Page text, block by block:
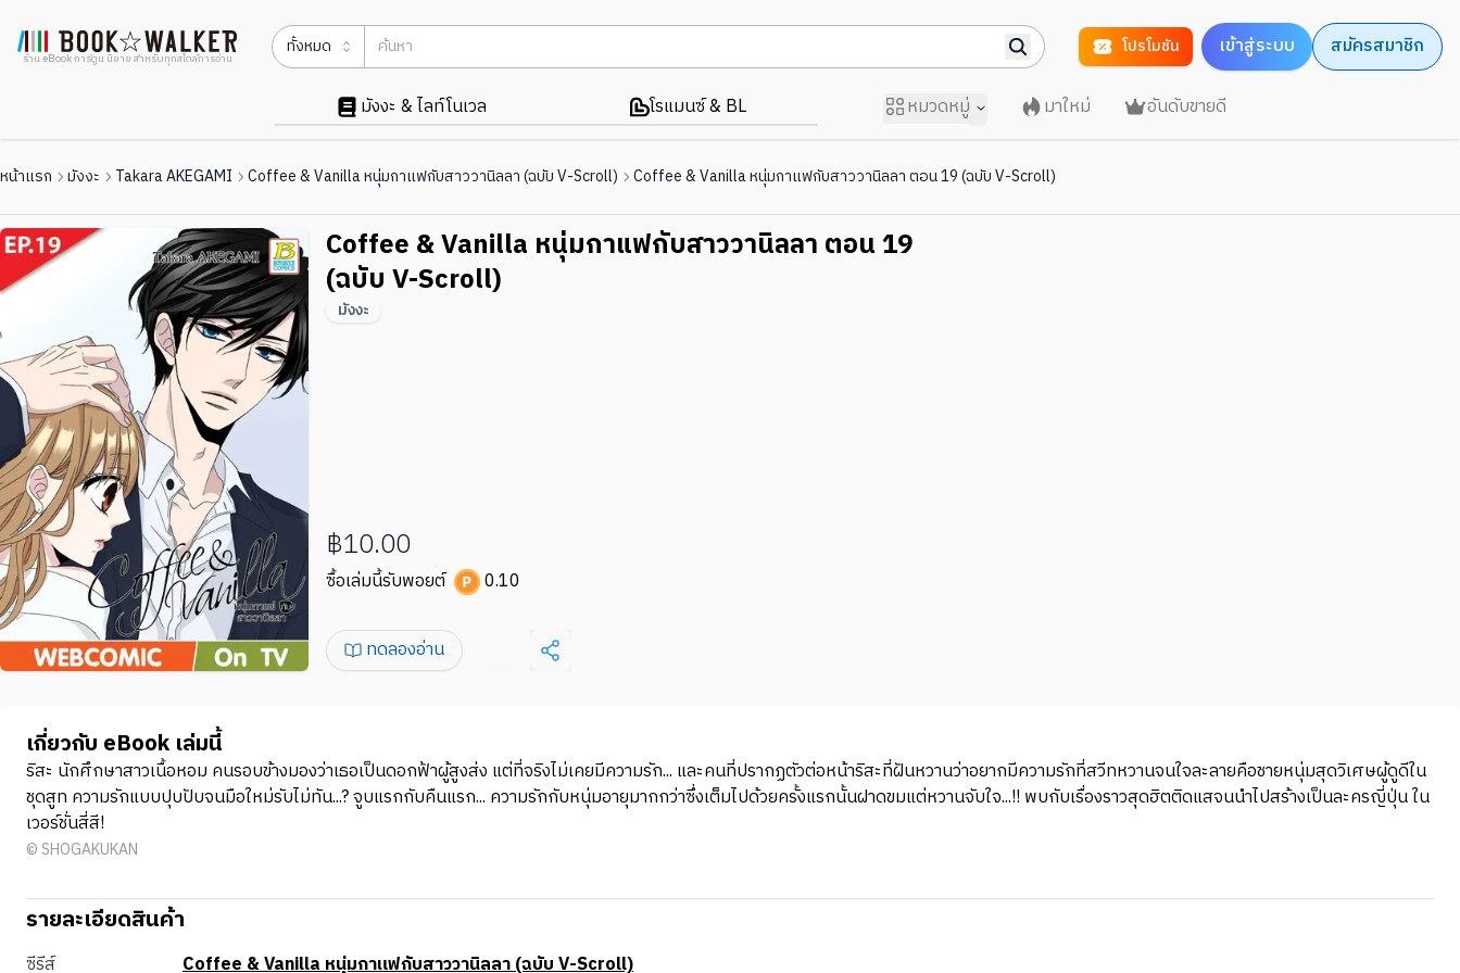
ร้าน eBook การ์ตูน นิยาย สำหรับทุกสไตล์การอ่าน
ทั้งหมด โปรโมชัน เข้าสู่ระบบ สมัครสมาชิก
มังงะ & ไลท์โนเวล โรแมนซ์ & BL หมวดหมู่ มาใหม่ อันดับขายดี
หน้าแรก มังงะ Takara AKEGAMI Coffee & Vanilla หนุ่มกาแฟกับสาววานิลลา (ฉบับ V-Scroll) Coffee & Vanilla หนุ่มกาแฟกับสาววานิลลา ตอน 19 (ฉบับ V-Scroll)
Coffee & Vanilla หนุ่มกาแฟกับสาววานิลลา ตอน 19
(ฉบับ V-Scroll)
มังงะ
฿10.00
ซื้อเล่มนี้รับพอยต์ 0.10
ทดลองอ่าน
เกี่ยวกับ eBook เล่มนี้
ริสะ นักศึกษาสาวเนื้อหอม คนรอบข้างมองว่าเธอเป็นดอกฟ้าผู้สูงส่ง แต่ที่จริงไม่เคยมีความรัก... และคนที่ปรากฏตัวต่อหน้าริสะที่ฝันหวานว่าอยากมีความรักที่สวีทหวานจนใจละลายคือชายหนุ่มสุดวิเศษผู้ดูดีใน
ชุดสูท ความรักแบบปุบปับจนมือใหม่รับไม่ทัน...? จูบแรกกับคืนแรก... ความรักกับหนุ่มอายุมากกว่าซึ่งเต็มไปด้วยครั้งแรกนั้นฝาดขมแต่หวานจับใจ...!! พบกับเรื่องราวสุดฮิตติดแสจนนำไปสร้างเป็นละครญี่ปุ่น ใน
เวอร์ชั่นสี่สี!
© SHOGAKUKAN
รายละเอียดสินค้า
ซีรีส์
Coffee & Vanilla หนุ่มกาแฟกับสาววานิลลา (ฉบับ V-Scroll)